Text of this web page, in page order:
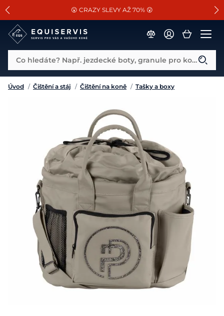
SLEVA 13% na vše od Cassini!
😮 CRAZY SLEVY AŽ 70% 😮
📐Pasování a doplňky k vybraným sedlům ZDARMA 🐴
Co hledáte? Např. jezdecké boty, granule pro koně...
Úvod / Čištění a stáj / Čištění na koně / Tašky a boxy